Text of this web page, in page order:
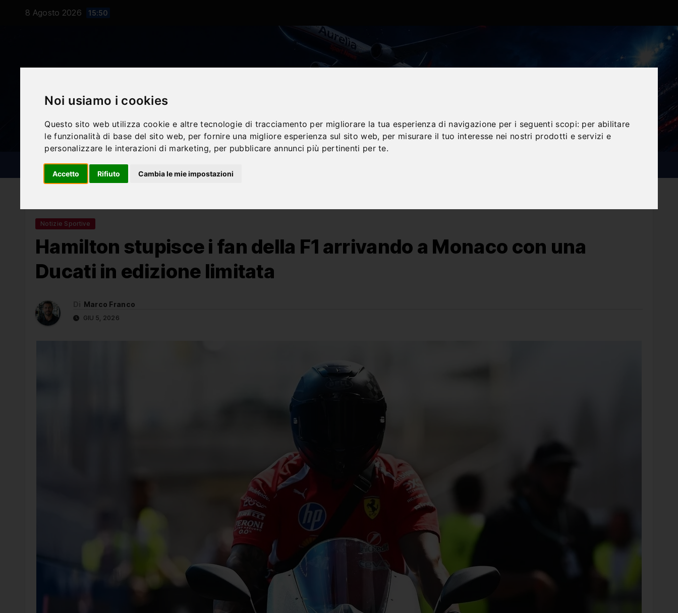
Noi usiamo i cookies
Questo sito web utilizza cookie e altre tecnologie di tracciamento per migliorare la tua esperienza di navigazione per i seguenti scopi: per abilitare
le funzionalità di base del sito web, per fornire una migliore esperienza sul sito web, per misurare il tuo interesse nei nostri prodotti e servizi e
personalizzare le interazioni di marketing, per pubblicare annunci più pertinenti per te.
Accetto Rifiuto Cambia le mie impostazioni
8 Agosto 2026 15:50
NOTIZIE SPORTIVE
Notizie Sportive
Hamilton stupisce i fan della F1 arrivando a Monaco con una
Ducati in edizione limitata
Marco Franco
GIU 5, 2026